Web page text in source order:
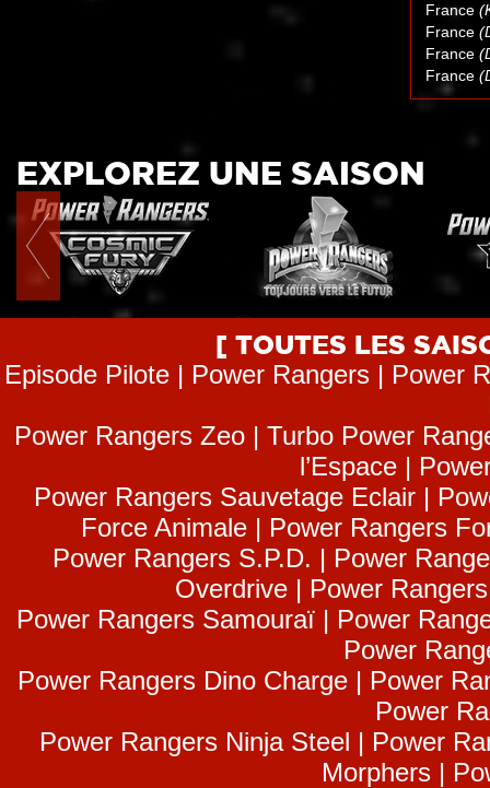
France
France
France
France
EXPLOREZ UNE SAISON
[ TOUTES LES
Episode Pilote | Power Rangers | Power
Power Rangers Zeo | Turbo Power
l’Espace |
Power Rangers Sauvetage Eclair |
Force Animale | Power Rangers
Power Rangers S.P.D. | Power
Overdrive | Power
Power Rangers Samouraï | Power
Power
Power Rangers Dino Charge | Power
Power
Power Rangers Ninja Steel | Power
Morphers |